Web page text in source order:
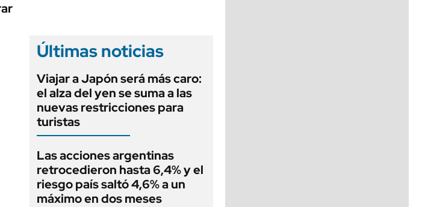
Últimas noticias
Viajar a Japón será más caro:
el alza del yen se suma a las
nuevas restricciones para
turistas
Las acciones argentinas
retrocedieron hasta 6,4% y el
riesgo país saltó 4,6% a un
máximo en dos meses